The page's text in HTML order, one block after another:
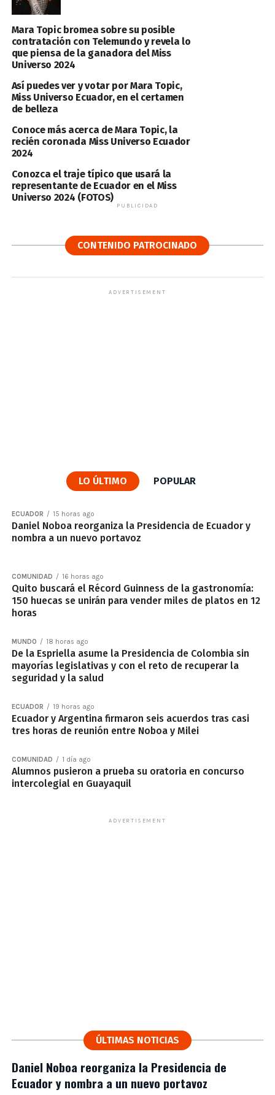
Mara Topic bromea sobre su posible
contratación con Telemundo y revela lo
que piensa de la ganadora del Miss
Universo 2024
Así puedes ver y votar por Mara Topic,
Miss Universo Ecuador, en el certamen
de belleza
Conoce más acerca de Mara Topic, la
recién coronada Miss Universo Ecuador
2024
Conozca el traje típico que usará la
representante de Ecuador en el Miss
Universo 2024 (FOTOS)
PUBLICIDAD
CONTENIDO PATROCINADO
ADVERTISEMENT
LO ÚLTIMO POPULAR
ECUADOR 15 horas ago
Daniel Noboa reorganiza la Presidencia de Ecuador y
nombra a un nuevo portavoz
COMUNIDAD 16 horas ago
Quito buscará el Récord Guinness de la gastronomía:
150 huecas se unirán para vender miles de platos en 12
horas
MUNDO 18 horas ago
De la Espriella asume la Presidencia de Colombia sin
mayorías legislativas y con el reto de recuperar la
seguridad y la salud
ECUADOR 19 horas ago
Ecuador y Argentina firmaron seis acuerdos tras casi
tres horas de reunión entre Noboa y Milei
COMUNIDAD 1 día ago
Alumnos pusieron a prueba su oratoria en concurso
intercolegial en Guayaquil
ADVERTISEMENT
ÚLTIMAS NOTICIAS
Daniel Noboa reorganiza la Presidencia de
Ecuador y nombra a un nuevo portavoz